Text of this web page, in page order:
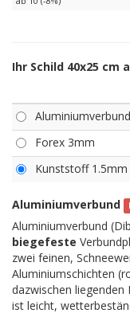
Ihr Schild 40x25
Forex 3mm
Kunststoff 1.5mm
Aluminiumverbund
Aluminiumverbund
biegefeste
zwei feinen,
Aluminiumschichten
dazwischen liegenden
ist leicht,